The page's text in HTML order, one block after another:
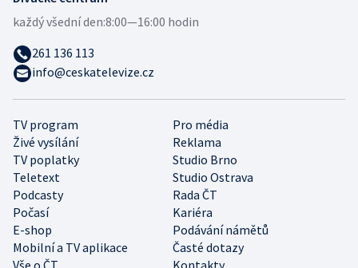
TV program
Pro média
Živé vysílání
Reklama
TV poplatky
Studio Brno
Teletext
Studio Ostrava
Podcasty
Rada ČT
Počasí
Kariéra
E-shop
Podávání námětů
Mobilní a TV aplikace
Časté dotazy
každý všední den:8:00—16:00 hodin
261 136 113
info@ceskatelevize.cz